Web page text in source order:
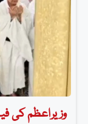
وزیراعظم کی